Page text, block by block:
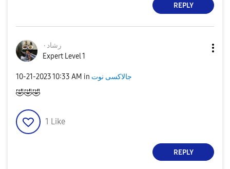
REPLY
رشاد٠
Expert Level 1
‎10-21-202310:33 AM in جالاكسى نوت
🤣🤣🤣
1 Like
REPLY